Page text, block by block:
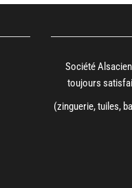
Société
toujours
(zinguerie, tuiles,